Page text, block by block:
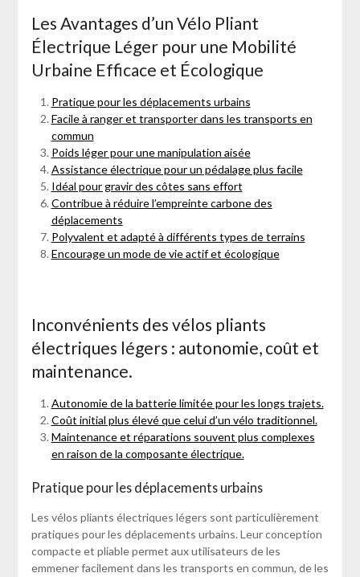
Les Avantages d’un Vélo Pliant
Électrique Léger pour une Mobilité
Urbaine Efficace et Écologique
Pratique pour les déplacements urbains
Facile à ranger et transporter dans les transports en
commun
Poids léger pour une manipulation aisée
Assistance électrique pour un pédalage plus facile
Idéal pour gravir des côtes sans effort
Contribue à réduire l’empreinte carbone des
déplacements
Polyvalent et adapté à différents types de terrains
Encourage un mode de vie actif et écologique
Inconvénients des vélos pliants
électriques légers : autonomie, coût et
maintenance.
Autonomie de la batterie limitée pour les longs trajets.
Coût initial plus élevé que celui d’un vélo traditionnel.
Maintenance et réparations souvent plus complexes
en raison de la composante électrique.
Pratique pour les déplacements urbains
Les vélos pliants électriques légers sont particulièrement
pratiques pour les déplacements urbains. Leur conception
compacte et pliable permet aux utilisateurs de les
emmener facilement dans les transports en commun, de les